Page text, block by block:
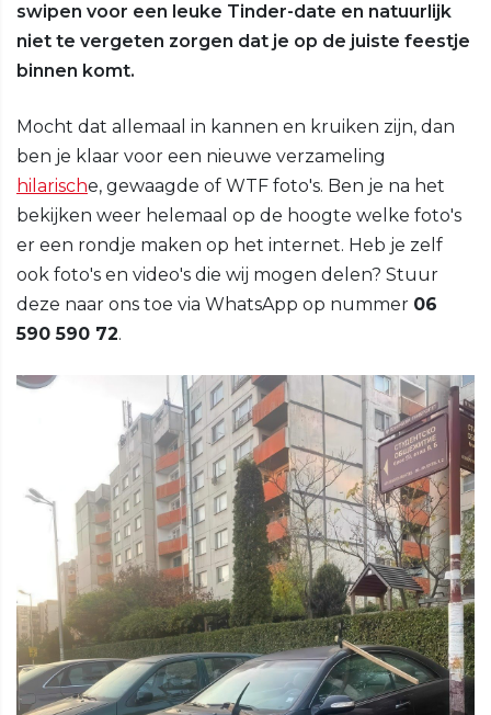
swipen voor een leuke Tinder-date en natuurlijk
niet te vergeten zorgen dat je op de juiste feestje
binnen komt.
Mocht dat allemaal in kannen en kruiken zijn, dan
ben je klaar voor een nieuwe verzameling
hilarische, gewaagde of WTF foto's. Ben je na het
bekijken weer helemaal op de hoogte welke foto's
er een rondje maken op het internet. Heb je zelf
ook foto's en video's die wij mogen delen? Stuur
deze naar ons toe via WhatsApp op nummer 06
590 590 72.